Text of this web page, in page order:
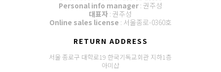
Personal info manager: 권주성
대표자 : 권주성
Online sales license : 서울종로-0360호
RETURN ADDRESS
서울 종로구 대학로19 한국기독교회관 지하1층
아미샵